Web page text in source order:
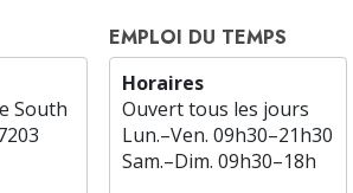
South
EMPLOI DU TEMPS
Horaires
Ouvert tous les jours
Lun.–Ven. 09h30–21h30
Sam.–Dim. 09h30–18h